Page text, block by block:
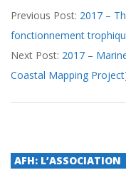
05-
10
Previous Post: 2017 –
fonctionnement
Next Post: 2017 –
Coastal Mapping
AFH: L’ASSOCIATION